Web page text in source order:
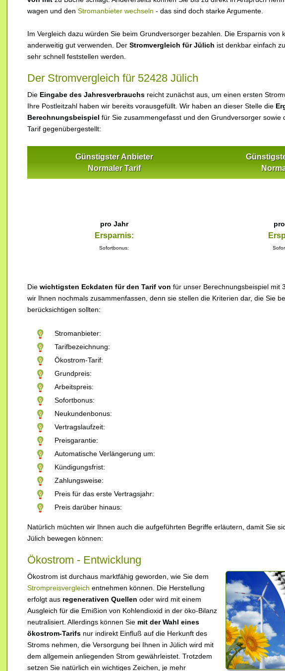
wagen und den Stromanbieter wechseln - das sind doch starke Argumente.
Im Vergleich dazu würden Sie beim Grundversorger bezahlen. Die Ersparnis von
anderweitig gut verwenden. Der Stromvergleich für Jülich ist denkbar einfach
sehr schnell feststellen werden.
Der Stromvergleich für 52428 Jülich
Die Eingabe des Jahresverbrauchs reicht zunächst aus, um einen ersten
Ihre Postleitzahl haben wir bereits vorausgefüllt. Wir haben an dieser Stelle die
Berechnungsbeispiel für Sie zusammengefasst und den Grundversorger sowie
Tarif gegenübergestellt:
Günstigster Anbieter
Normaler Tarif
pro Jahr
Ersparnis:
Sofortbonus:
Die wichtigsten Eckdaten für den Tarif von für unser Berechnungsbeispiel mit
wir Ihnen nochmals zusammenfassen, denn sie stellen die Kriterien dar, die Sie
berücksichtigen sollten:
Stromanbieter:
Tarifbezeichnung:
Ökostrom-Tarif:
Grundpreis:
Arbeitspreis:
Sofortbonus:
Neukundenbonus:
Vertragslaufzeit:
Preisgarantie:
Automatische Verlängerung um:
Kündigungsfrist:
Zahlungsweise:
Preis für das erste Vertragsjahr:
Preis darüber hinaus:
Natürlich müchten wir Ihnen auch die aufgeführten Begriffe erläutern, damit Sie
Jülich bewegen können:
Ökostrom - Entwicklung
Ökostrom ist durchaus marktfähig geworden, wie Sie dem
Strompreisvergleich entnehmen können. Die Herstellung
erfolgt aus regenerativen Quellen oder wird mit einem
Ausgleich für die Emißion von Kohlendioxid in der öko-Bilanz
neutralisiert. Allerdings können Sie mit der Wahl eines
ökostrom-Tarifs nur indirekt Einfluß auf die Herkunft des
Stroms nehmen, die Versorgung bei Ihnen in Jülich wird mit
dem allgemein anliegenden Strom gewährleistet. Trotzdem
setzen Sie natürlich ein wichtiges Zeichen, je mehr